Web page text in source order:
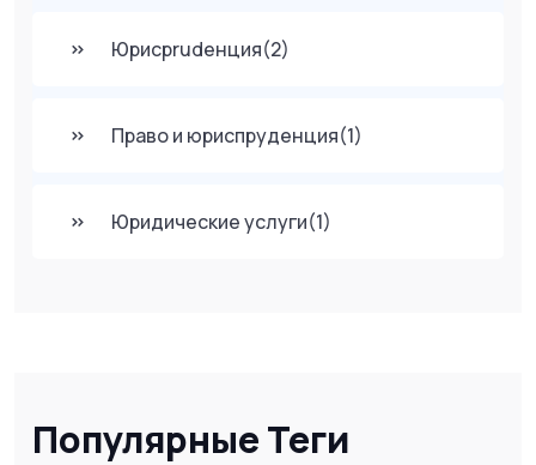
Юрисprudенция(2)
Право и юриспруденция(1)
Юридические услуги(1)
Популярные Теги